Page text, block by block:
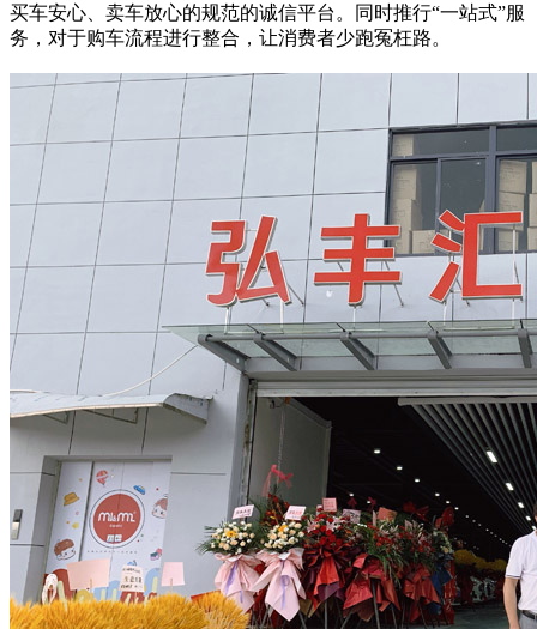
买车安心、卖车放心的规范的诚信平台。同时推行“一站式”服
务，对于购车流程进行整合，让消费者少跑冤枉路。